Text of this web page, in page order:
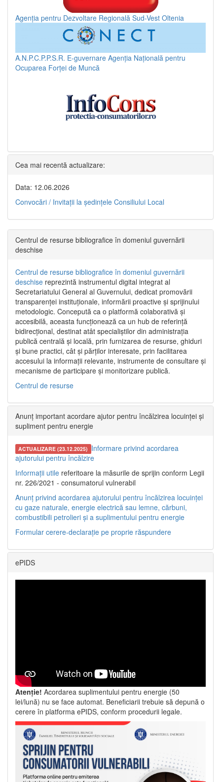
Agenția pentru Dezvoltare Regională Sud-Vest Oltenia
A.N.P.C.P.P.S.R. E-guvernare Agenția Națională pentru
Ocuparea Forței de Muncă
Cea mai recentă actualizare:
Data: 12.06.2026
Convocări / Invitaţii la şedinţele Consiliului Local
Centrul de resurse bibliografice în domeniul guvernării
deschise
Centrul de resurse bibliografice în domeniul guvernării
deschise reprezintă instrumentul digital integrat al
Secretariatului General al Guvernului, dedicat promovării
transparenței instituționale, informării proactive și sprijinului
metodologic. Concepută ca o platformă colaborativă și
accesibilă, aceasta funcționează ca un hub de referință
bidirecțional, destinat atât specialiștilor din administrația
publică centrală și locală, prin furnizarea de resurse, ghiduri
și bune practici, cât și părților interesate, prin facilitarea
accesului la informații relevante, instrumente de consultare și
mecanisme de participare și monitorizare publică.
Centrul de resurse
Anunț important acordare ajutor pentru încălzirea locuinței și
supliment pentru energie
ACTUALIZARE (23.12.2025) Informare privind acordarea
ajutorului pentru încălzire
Informații utile referitoare la măsurile de sprijin conform Legii
nr. 226/2021 - consumatorul vulnerabil
Anunț privind acordarea ajutorului pentru încălzirea locuinței
cu gaze naturale, energie electrică sau lemne, cărbuni,
combustibili petrolieri și a suplimentului pentru energie
Formular cerere-declarație pe proprie răspundere
ePIDS
Atenție! Acordarea suplimentului pentru energie (50
lei/lună) nu se face automat. Beneficiarii trebuie să depună o
cerere în platforma ePIDS, conform procedurii legale.